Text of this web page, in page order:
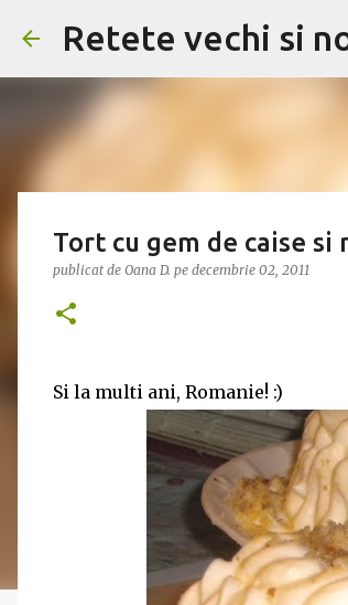
Retete vechi si
Tort cu gem de caise si
publicat de Oana D. pe decembrie 02, 2011
Si la multi ani, Romanie! :)